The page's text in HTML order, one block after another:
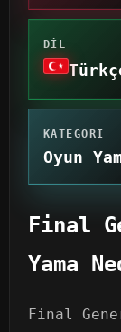
DIL
KATEGORI
Oyun
Final
Yama
Final